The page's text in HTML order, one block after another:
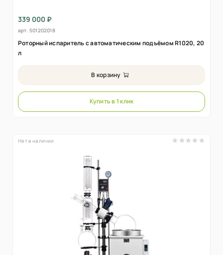
339 000 ₽
арт. 501202018
Роторный испаритель с автоматическим подъёмом R1020, 20
л
В корзину
Купить в 1 клик
Нет в наличии